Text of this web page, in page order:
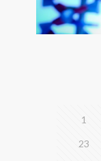
1
23